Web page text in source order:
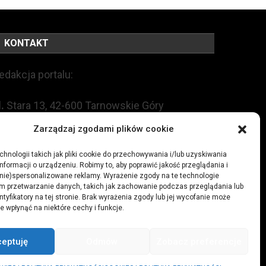
Zarządzaj zgodami plików cookie
takich jak pliki cookie do przechowywania i/lub uzyskiwania
o urządzeniu. Robimy to, aby poprawić jakość przeglądania i
reklamy. Wyrażenie zgody na te technologie
przetwarzanie danych, takich jak zachowanie podczas przeglądania lub
na tej stronie. Brak wyrażenia zgody lub jej wycofanie może
wpłynąć na niektóre cechy i funkcje.
KONTAKT
portalu:
Stara 13, 42-600 Tarnowskie Góry
+48 509 547 822
redakcja@czytamiwiem.pl
biuro@czytamiwiem.pl